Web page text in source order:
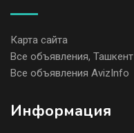
Карта сайта
Все объявления, Ташкент
Все объявления AvizInfo
Информация